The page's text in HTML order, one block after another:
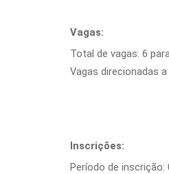
Vagas:
Total de vagas: 6
Vagas direcionadas
Inscrições:
Período de inscrição: